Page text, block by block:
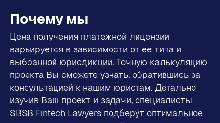
Почему мы
Цена получения платежной лицензии
варьируется в зависимости от ее типа и
выбранной юрисдикции. Точную калькуляцию
проекта Вы сможете узнать, обратившись за
консультацией к нашим юристам. Детально
изучив Ваш проект и задачи, специалисты
SBSB Fintech Lawyers подберут оптимальное